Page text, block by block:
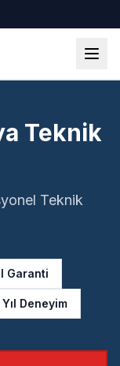
Teknik
Teknik
Garanti
Deneyim